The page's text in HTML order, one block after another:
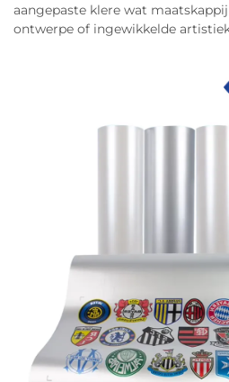
aangepaste klere wat
ontwerpe of ingewikkelde